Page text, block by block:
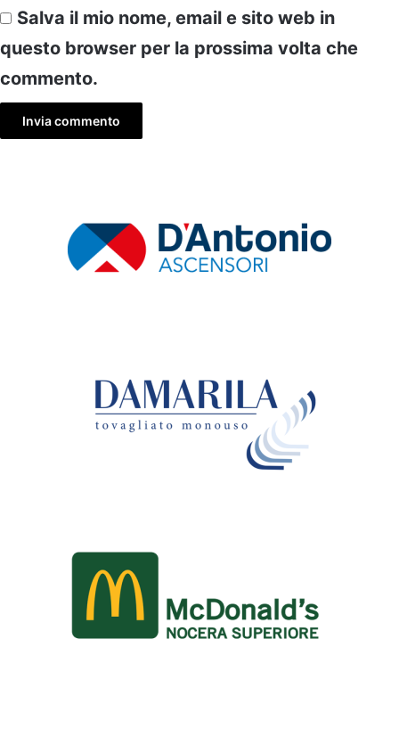
Salva il mio nome, email e sito web in
questo browser per la prossima volta che
commento.